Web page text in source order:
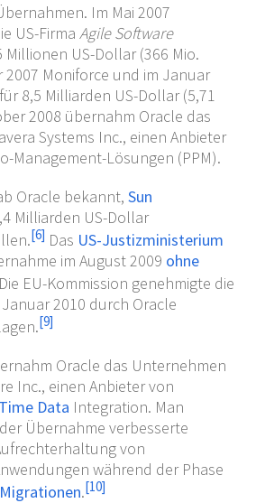
Im Mai 2007
US-Firma Agile Software
Millionen US-Dollar (366 Mio.
2007 Moniforce und im Januar
für 8,5 Milliarden US-Dollar (5,71
2008 übernahm Oracle das
Systems Inc., einen Anbieter
Management-Lösungen (PPM).
Oracle bekannt, Sun
Milliarden US-Dollar
[6] Das US-Justizministerium
im August 2009 ohne
Die EU-Kommission genehmigte die
2010 durch Oracle
[9]
Oracle das Unternehmen
Inc., einen Anbieter von
Data Integration. Man
Übernahme verbesserte
von
während der Phase
Migrationen.[10]